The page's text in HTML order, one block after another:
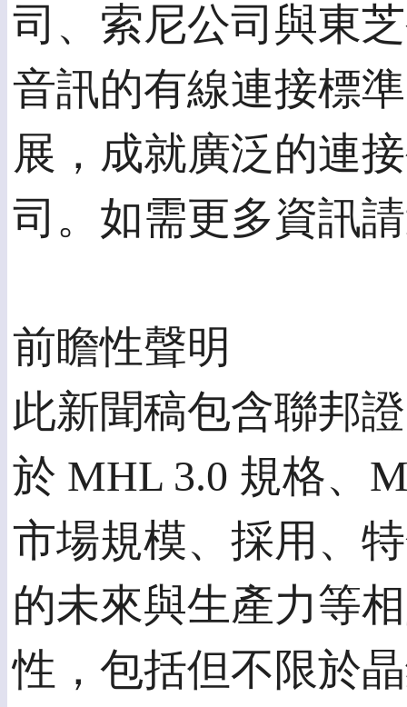
司、索尼公司與東
音訊的有線連接標
展，成就廣泛的連
司。如需更多資訊
前瞻性聲明
此新聞稿包含聯邦
於 MHL 3.0 規格、
市場規模、採用、
的未來與生產力等
性，包括但不限於